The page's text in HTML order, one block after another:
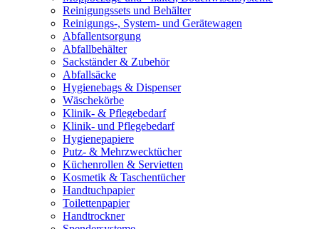
Reinigungssets und Behälter
Reinigungs-, System- und Gerätewagen
Abfallentsorgung
Abfallbehälter
Sackständer & Zubehör
Abfallsäcke
Hygienebags & Dispenser
Wäschekörbe
Klinik- & Pflegebedarf
Klinik- und Pflegebedarf
Hygienepapiere
Putz- & Mehrzwecktücher
Küchenrollen & Servietten
Kosmetik & Taschentücher
Handtuchpapier
Toilettenpapier
Handtrockner